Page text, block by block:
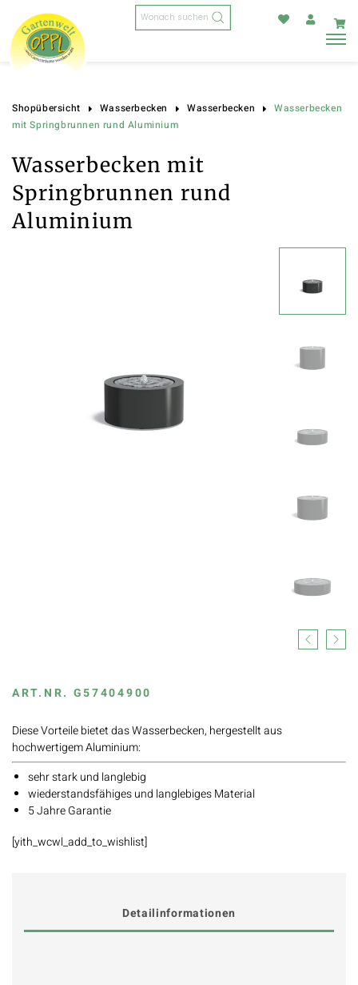
Products
search
Shopübersicht Wasserbecken Wasserbecken
Wasserbecken
mit Springbrunnen rund Aluminium
Wasserbecken mit
Springbrunnen rund
Aluminium
Previous
Next
ART.NR. G57404900
Diese Vorteile bietet das Wasserbecken, hergestellt aus
hochwertigem Aluminium:
sehr stark und langlebig
wiederstandsfähiges und langlebiges Material
5 Jahre Garantie
[yith_wcwl_add_to_wishlist]
Detailinformationen